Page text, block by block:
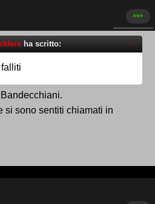
ha scritto:
si sono sentiti chiamati in